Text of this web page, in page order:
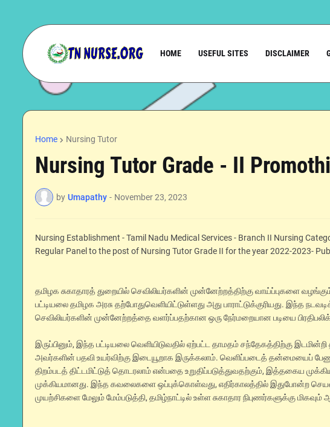
HOME USEFUL SITES DISCLAIMER
Home Nursing Tutor
Nursing Tutor Grade - II
by Umapathy - November 23, 2023
Nursing Establishment - Tamil Nadu Medical Services - Branch II Nursing
Regular Panel to the post of Nursing Tutor Grade II for the year 2022-2023-
தமிழக சுகாதாரத் துறையில் செவிலியர்களின் முன்னேற்றத்திற்கு வாய்ப்புகளை
பட்டியலை தமிழக அரசு தற்போதுவெளியிட்டுள்ளது அது பாராட்டுக்குரியது. இந்த
செவிலியர்களின் முன்னேற்றத்தை வளர்ப்பதற்கான ஒரு நேர்மறையான படியை
இருப்பினும், இந்த பட்டியலை வெளியிடுவதில் ஏற்பட்ட தாமதம் சந்தேகத்திற்கு
அவர்களின் பதவி உயர்விற்கு இடையூறாக இருக்கலாம். வெளிப்படைத் தன்மையைப்
திறம்படத் திட்டமிட்டுத் தொடரலாம் என்பதை உறுதிப்படுத்துவதற்கும், இத்தகைய
முக்கியமானது. இந்த கவலைகளை ஒப்புக்கொள்வது, எதிர்காலத்தில் இதுபோன்ற
முயற்சிகளை மேலும் மேம்படுத்தி, தமிழ்நாட்டில் உள்ள சுகாதார நிபுணர்களுக்கு